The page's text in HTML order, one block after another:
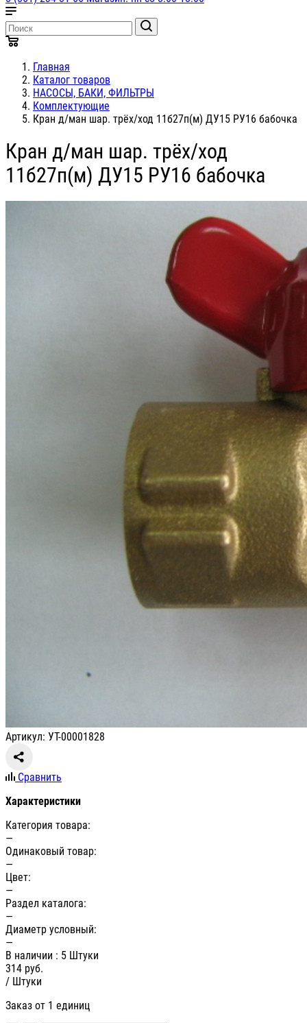
Главная
Каталог товаров
НАСОСЫ, БАКИ, ФИЛЬТРЫ
Комплектующие
Кран д/ман шар. трёх/ход 11б27п(м) ДУ15 РУ16 бабочка
Кран д/ман шар. трёх/ход
11б27п(м) ДУ15 РУ16 бабочка
Артикул: УТ-00001828
Сравнить
Характеристики
Категория товара:
—
Одинаковый товар:
—
Цвет:
—
Раздел каталога:
—
Диаметр условный:
—
В наличии : 5 Штуки
314 руб.
/ Штуки
Заказ от 1 единиц